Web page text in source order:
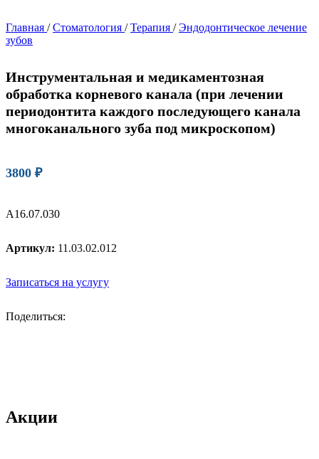
Главная / Стоматология / Терапия / Эндодонтическое лечение
зубов
Инструментальная и медикаментозная
обработка корневого канала (при лечении
периодонтита каждого последующего канала
многоканального зуба под микроскопом)
3800 ₽
А16.07.030
Артикул: 11.03.02.012
Записаться на услугу
Поделиться:
Акции